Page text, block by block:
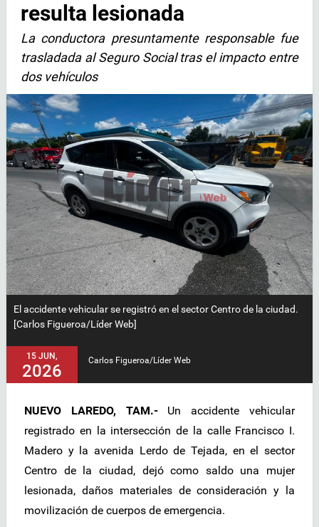
resulta lesionada
La conductora presuntamente responsable fue
trasladada al Seguro Social tras el impacto entre
dos vehículos
El accidente vehicular se registró en el sector Centro de la ciudad.
[Carlos Figueroa/Líder Web]
15 JUN,
2026
Carlos Figueroa/Líder Web
NUEVO LAREDO, TAM.-Un accidente vehicular
registrado en la intersección de la calle Francisco I.
Madero y la avenida Lerdo de Tejada, en el sector
Centro de la ciudad, dejó como saldo una mujer
lesionada, daños materiales de consideración y la
movilización de cuerpos de emergencia.